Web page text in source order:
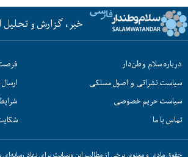
خبر، گزارش و تحلیل
درباره سلام وطن‌دار
سیاست نشراتی و اصول مسلکی
سیاست حریم خصوصی
تماس با ما